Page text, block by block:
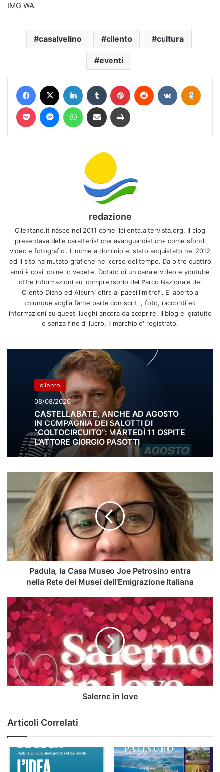
IMG WA
casalvelino cilento cultura
eventi
Facebook LinkedIn Tumblr Pinterest Reddit VKontakte
Pocket MessengerWhatsAppCondividi via mail Stampa
redazione
Cilentano.it nasce nel 2011 come ilcilento.altervista.org. Il blog
presentava delle caratteristiche avanguardistiche come sfondi
video e fotografici. Il nome a dominio e' stato acquistato nel 2012
ed il sito ha mutato grafiche nel corso del tempo. Da oltre quattro
anni è cosi' come lo vedete. Dotato di un canale video e youtube
offre informazioni sul comprensorio del Parco Nazionale del
Cilento Diano ed Alburni oltre ai paesi limitrofi. E' aperto a
chiunque voglia farne parte con scritti, foto, racconti ed
informazioni su questi luoghi ancora da scoprire. Il blog e' gratuito
e senza fine di lucro. Il marchio e' registrato.
cilento
08/08/2026
CASTELLABATE, ANCHE AD AGOSTO
IN COMPAGNIA DEI SALOTTI DI
“COLTOCIRCUITO”: MARTEDÌ 11 OSPITE
L’ATTORE GIORGIO PASOTTI
Casa
Museo
Petrosino
entra
nella Rete
dei
dell'Emigrazione
Padula, la Casa Museo Joe Petrosino entra
nella Rete dei Musei dell'Emigrazione Italiana
Salerno
in
love
Salerno in love
Articoli Correlati